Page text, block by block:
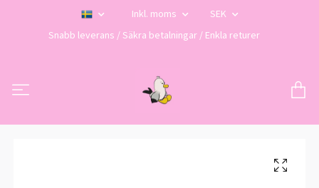
Inkl. moms
SEK
Snabb leverans / Säkra betalningar / Enkla returer